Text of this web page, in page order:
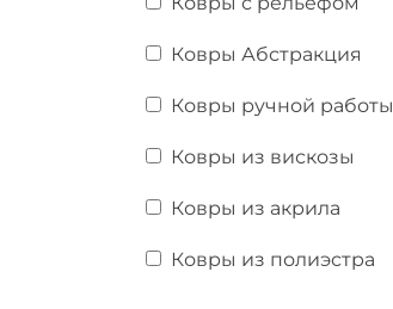
Ковры Абстракция
Ковры ручной работы
Ковры из вискозы
Ковры из акрила
Ковры из полиэстра